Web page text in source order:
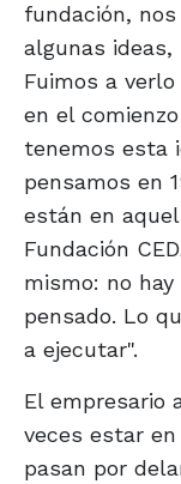
fundación,
algunas
Fuimos a
en el
tenemos esta
pensamos en
están en
Fundación
mismo: no hay
pensado. Lo
a ejecutar".
El empresario
veces estar
pasan por